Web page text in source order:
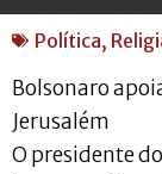
Política,
Bolsonaro
Jerusalém
O presidente